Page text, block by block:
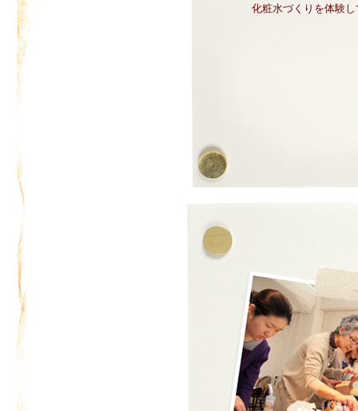
化粧水づくりを体験